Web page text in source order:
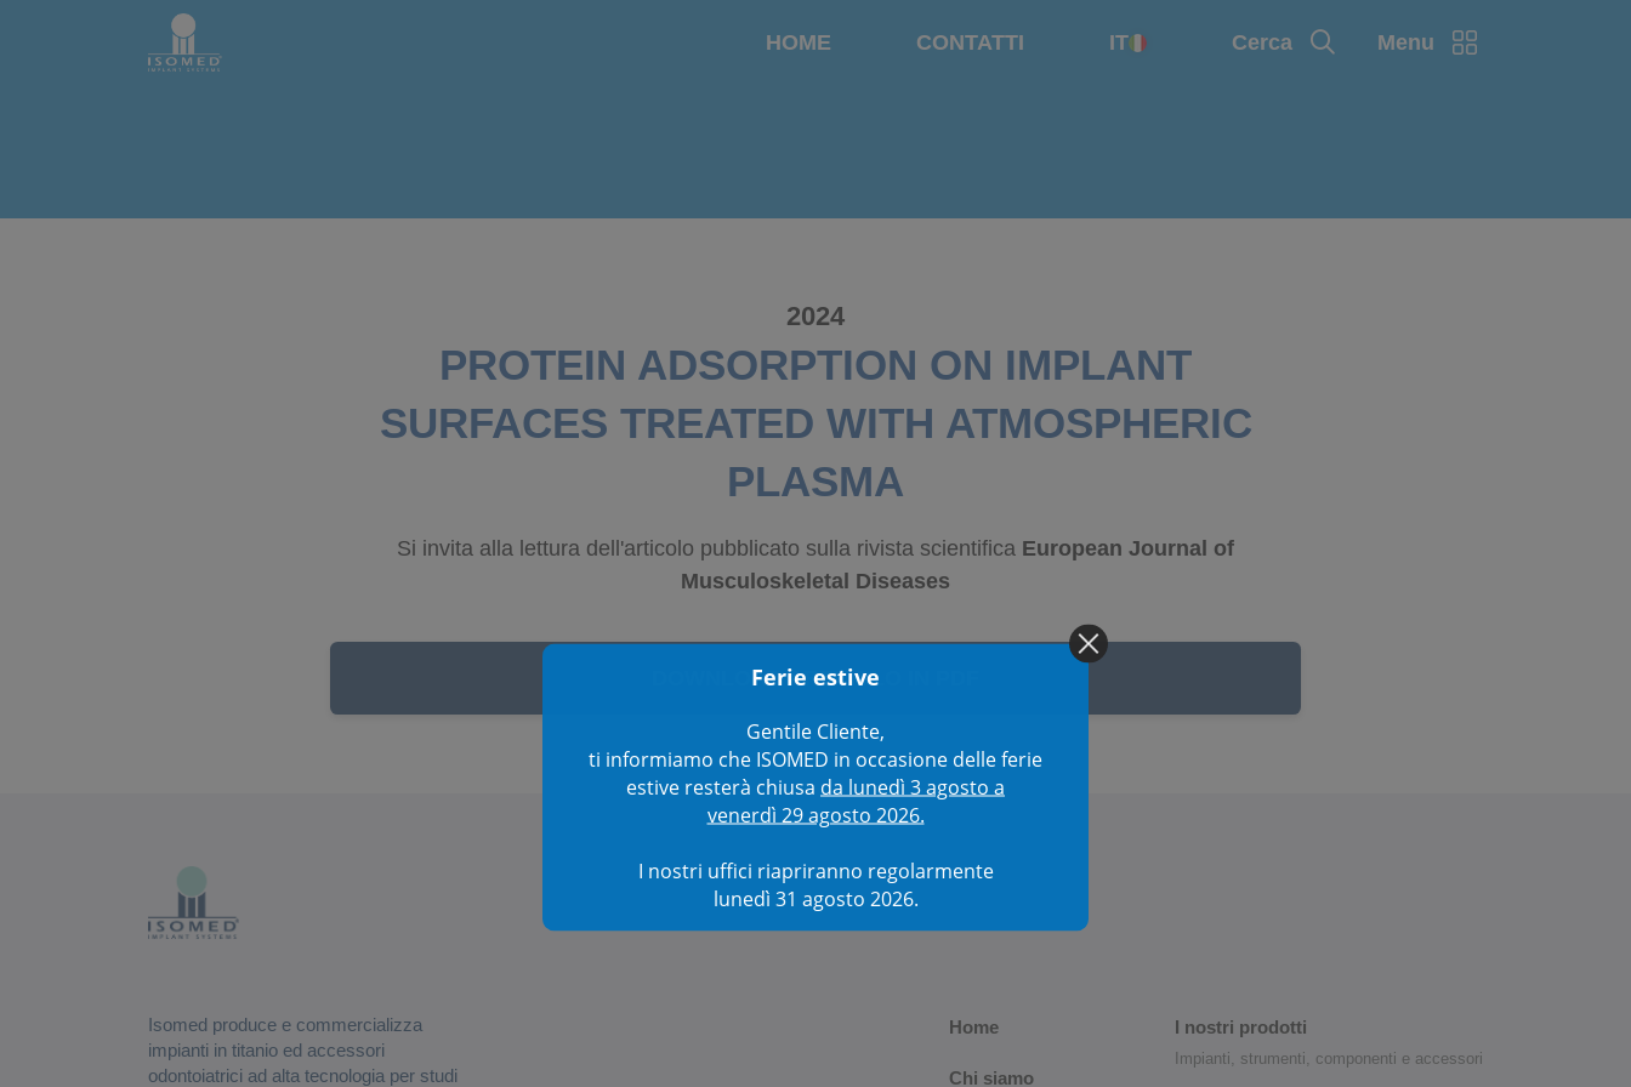
HOME CONTATTI IT Cerca Menu
2024
PROTEIN ADSORPTION ON IMPLANT
SURFACES TREATED WITH ATMOSPHERIC
PLASMA
Si invita alla lettura dell'articolo pubblicato sulla rivista scientifica European Journal of
Musculoskeletal Diseases
DOWNLOAD ARTICOLO IN PDF
Isomed produce e commercializza
impianti in titanio ed accessori
odontoiatrici ad alta tecnologia per studi
Home
Chi siamo
I nostri prodotti
Impianti, strumenti, componenti e accessori
Ferie estive
Gentile Cliente,
ti informiamo che ISOMED in occasione delle ferie
estive resterà chiusa da lunedì 3 agosto a
venerdì 29 agosto 2026.
I nostri uffici riapriranno regolarmente
lunedì 31 agosto 2026.